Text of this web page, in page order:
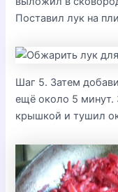
Поставил лук на
Шаг 5. Затем
ещё около 5 минут.
крышкой и тушил